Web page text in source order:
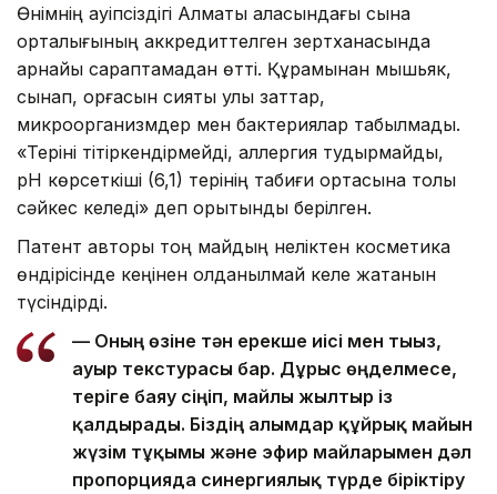
Өнімнің қауіпсіздігі Алматы қаласындағы сынақ
орталығының аккредиттелген зертханасында
арнайы сараптамадан өтті. Құрамынан мышьяк,
сынап, қорғасын сияқты улы заттар,
микроорганизмдер мен бактериялар табылмады.
«Теріні тітіркендірмейді, аллергия тудырмайды,
pH көрсеткіші (6,1) терінің табиғи ортасына толық
сәйкес келеді» деп қорытынды берілген.
Патент авторы тоң майдың неліктен косметика
өндірісінде кеңінен қолданылмай келе жатқанын
түсіндірді.
— Оның өзіне тән ерекше иісі мен тығыз,
ауыр текстурасы бар. Дұрыс өңделмесе,
теріге баяу сіңіп, майлы жылтыр із
қалдырады. Біздің ғалымдар құйрық майын
жүзім тұқымы және эфир майларымен дәл
пропорцияда синергиялық түрде біріктіру